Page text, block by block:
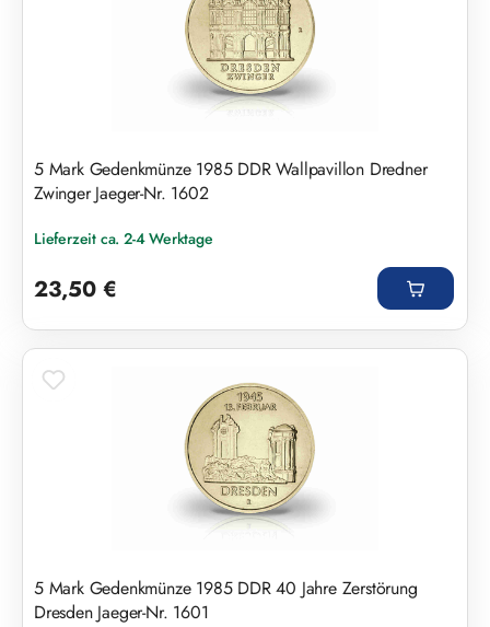
5 Mark Gedenkmünze 1985 DDR Wallpavillon Dredner
Zwinger Jaeger-Nr. 1602
Lieferzeit ca. 2-4 Werktage
23,50 €
5 Mark Gedenkmünze 1985 DDR 40 Jahre Zerstörung
Dresden Jaeger-Nr. 1601